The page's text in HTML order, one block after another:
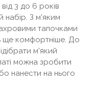
3 до 6 років
набір. З м'яким
тапочками
ще комфортніше. До
м'який
можна зробити
нанести на нього